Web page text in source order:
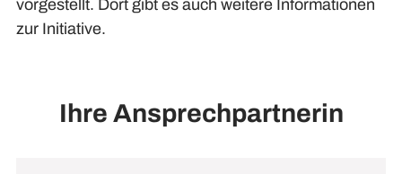
vorgestellt. Dort gibt es auch weitere Informationen
zur Initiative.
Ihre Ansprechpartnerin